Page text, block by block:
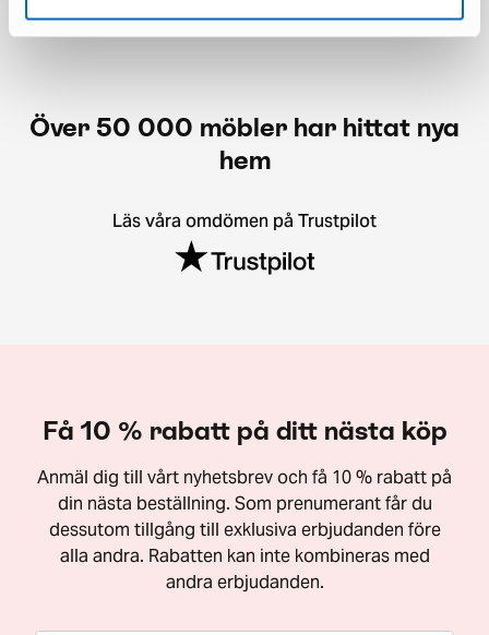
Över 50 000 möbler har hittat nya
hem
Läs våra omdömen på Trustpilot
Få 10 % rabatt på ditt nästa köp
Anmäl dig till vårt nyhetsbrev och få 10 % rabatt på
din nästa beställning. Som prenumerant får du
dessutom tillgång till exklusiva erbjudanden före
alla andra. Rabatten kan inte kombineras med
andra erbjudanden.